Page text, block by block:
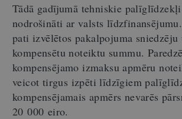
Tādā gadījumā tehniskie
nodrošināti ar valsts
pati izvēlētos pakalpojuma sniedzēju
kompensētu noteiktu summu.
kompensējamo izmaksu apmēru
veicot tirgus izpēti līdzīgiem
kompensējamais apmērs nevarēs
20 000 eiro.